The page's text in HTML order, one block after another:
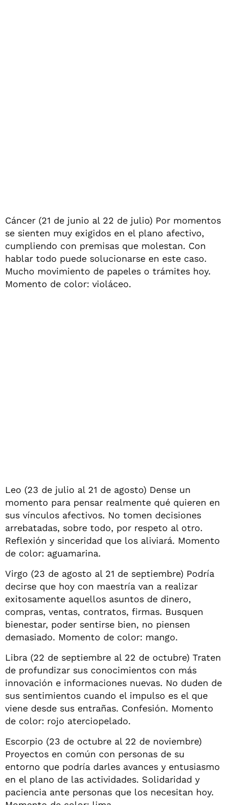
Cáncer (21 de junio al 22 de julio) Por momentos
se sienten muy exigidos en el plano afectivo,
cumpliendo con premisas que molestan. Con
hablar todo puede solucionarse en este caso.
Mucho movimiento de papeles o trámites hoy.
Momento de color: violáceo.
Leo (23 de julio al 21 de agosto) Dense un
momento para pensar realmente qué quieren en
sus vínculos afectivos. No tomen decisiones
arrebatadas, sobre todo, por respeto al otro.
Reflexión y sinceridad que los aliviará. Momento
de color: aguamarina.
Virgo (23 de agosto al 21 de septiembre) Podría
decirse que hoy con maestría van a realizar
exitosamente aquellos asuntos de dinero,
compras, ventas, contratos, firmas. Busquen
bienestar, poder sentirse bien, no piensen
demasiado. Momento de color: mango.
Libra (22 de septiembre al 22 de octubre) Traten
de profundizar sus conocimientos con más
innovación e informaciones nuevas. No duden de
sus sentimientos cuando el impulso es el que
viene desde sus entrañas. Confesión. Momento
de color: rojo aterciopelado.
Escorpio (23 de octubre al 22 de noviembre)
Proyectos en común con personas de su
entorno que podría darles avances y entusiasmo
en el plano de las actividades. Solidaridad y
paciencia ante personas que los necesitan hoy.